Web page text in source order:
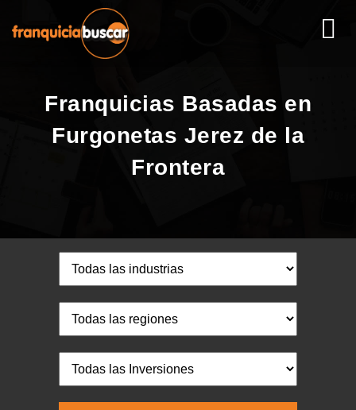
Franquicias Basadas en
Furgonetas Jerez de la
Frontera